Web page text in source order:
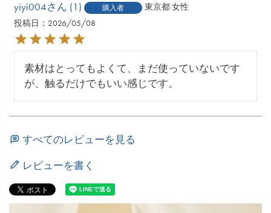
yiyi004 1 購入者 東京都女性
投稿日
2026/05/08
素材はとってもよくて、まだ使っていないです
が、触るだけでもいい感じです。
すべてのレビューを見る
レビューを書く